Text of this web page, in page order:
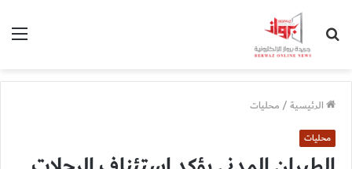
الرئيسية/محليات
محليات